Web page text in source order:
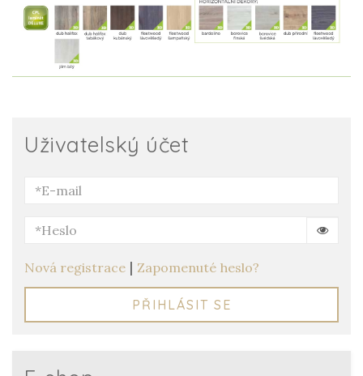
Uživatelský účet
Nová registrace | Zapomenuté heslo?
PŘIHLÁSIT SE